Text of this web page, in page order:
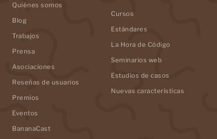
Quiénes somos
Blog
Trabajos
Prensa
Asociaciones
Reseñas de usuarios
Premios
Eventos
BananaCast
Cursos
Estándares
La Hora de Código
Seminarios web
Estudios de casos
Nuevas características